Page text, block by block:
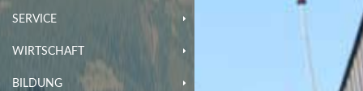
SERVICE
WIRTSCHAFT
BILDUNG